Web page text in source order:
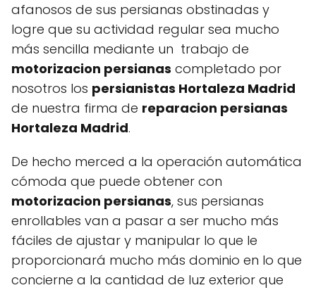
afanosos de sus persianas obstinadas y
logre que su actividad regular sea mucho
más sencilla mediante un trabajo de
motorizacion persianas completado por
nosotros los persianistas Hortaleza Madrid
de nuestra firma de reparacion persianas
Hortaleza Madrid.
De hecho merced a la operación automática
cómoda que puede obtener con
motorizacion persianas, sus persianas
enrollables van a pasar a ser mucho más
fáciles de ajustar y manipular lo que le
proporcionará mucho más dominio en lo que
concierne a la cantidad de luz exterior que